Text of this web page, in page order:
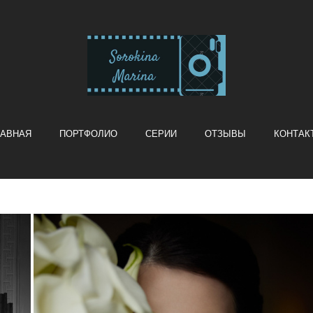
ПОРТФОЛИО СЕРИИ ОТЗЫВЫ